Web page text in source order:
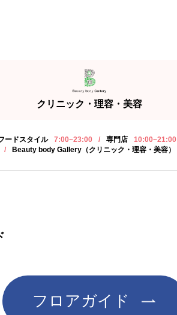
クリニック・理容・美容
ードスタイル 7:00~23:00 / 専門店
10:00~21:00
/ Beauty body Gallery（クリニック・理容・美容）
フロアガイド